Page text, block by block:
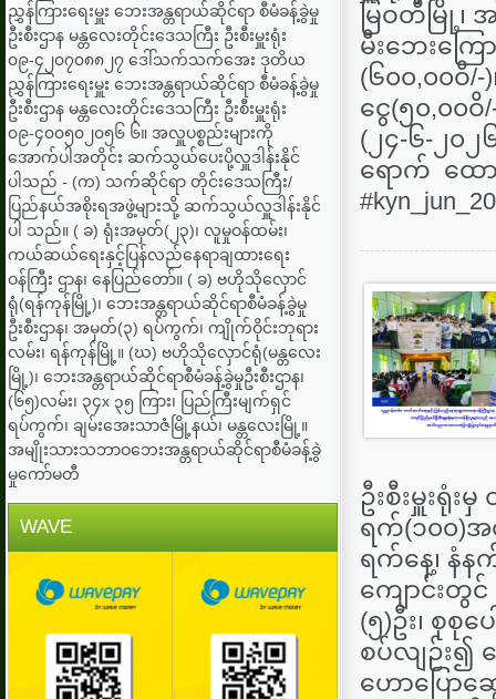
ညွှန်ကြားရေးမှူး ‌ဘေးအန္တရာယ်ဆိုင်ရာ စီမံခန့်ခွဲမှု
ဦးစီးဌာန မန္တလေးတိုင်းဒေသကြီး ဦးစီးမှူးရုံး
၀၉-၄၂၀၇၀၈၈၂၇ ဒေါ်သက်သက်အေး ဒုတိယ
ညွှန်ကြားရေးမှူး ‌ဘေးအန္တရာယ်ဆိုင်ရာ စီမံခန့်ခွဲမှု
ဦးစီးဌာန မန္တလေးတိုင်းဒေသကြီး ဦးစီးမှူးရုံး
၀၉-၄၀၀၅၀၂၀၅၆ ၆။ အလှူပစ္စည်းများကို
အောက်ပါအတိုင်း ဆက်သွယ်ပေးပို့လှူဒါန်းနိုင်
ပါသည် - (က) သက်ဆိုင်ရာ တိုင်းဒေသကြီး/
ပြည်နယ်အစိုးရအဖွဲ့များသို့ ဆက်သွယ်လှူဒါန်းနိုင်
ပါ သည်။ ( ခ) ရုံးအမှတ်(၂၃)၊ လူမှုဝန်ထမ်း၊
ကယ်ဆယ်ရေးနှင့်ပြန်လည်နေရာချထားရေး
ဝန်ကြီး ဌာန၊ နေပြည်တော်။ ( ခ) ဗဟိုသိုလှောင်
ရုံ(ရန်ကုန်မြို့)၊ ဘေးအန္တရာယ်ဆိုင်ရာစီမံခန့်ခွဲမှု
ဦးစီးဌာန၊ အမှတ်(၃) ရပ်ကွက်၊ ကျိုက်ဝိုင်းဘုရား
လမ်း၊ ရန်ကုန်မြို့။ (ဃ) ဗဟိုသိုလှောင်ရုံ(မန္တလေး
မြို့)၊ ဘေးအန္တရာယ်ဆိုင်ရာစီမံခန့်ခွဲမှုဦးစီးဌာန၊
(၆၅)လမ်း၊ ၃၄x ၃၅ ကြား၊ ပြည်ကြီးမျက်ရှင်
ရပ်ကွက်၊ ချမ်းအေးသာဇံမြို့နယ်၊ မန္တလေးမြို့။
အမျိုးသားသဘာဝဘေးအန္တရာယ်ဆိုင်ရာစီမံခန့်ခွဲ
မှုကော်မတီ
WAVE
မြဝတီမြို့၊
မီးဘေးကြ
(၆၀၀,၀၀ဝိ
ငွေ(၅၀,၀၀ဝိ
(၂၄-၆-၂၀
ရောက် ထေ
ဦးစီးမှူးရုံး
ရက်(၁၀၀)အ
ရက်နေ့၊ နံန
ကျောင်းတွင်
(၅)ဦး၊ စုစု
စပ်လျဉ်း၍
ဟောပြောဆွ